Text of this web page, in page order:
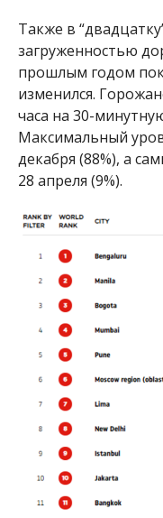
Также в
загруженностью
прошлым годом
изменился.
часа на 30-
Максимальный
декабря (88%), а
28 апреля (9%).